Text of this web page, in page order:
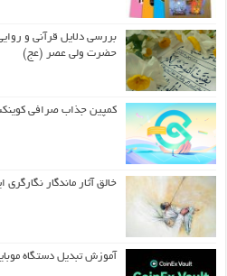
بررسی دلایل قرآنی و
حضرت ولی عصر (عج)
کمپین جذاب صرافی
خالق آثار ماندگار
آموزش تبدیل دستگاه